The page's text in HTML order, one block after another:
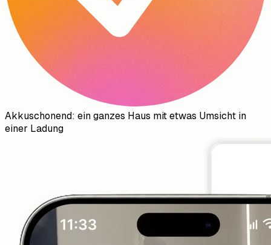
Akkuschonend: ein ganzes Haus mit etwas Umsicht in
einer Ladung